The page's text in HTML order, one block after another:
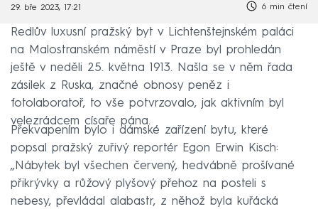
29. bře 2023, 17:21 6 min čtení
Redlův luxusní pražský byt v Lichtenštejnském paláci
na Malostranském náměstí v Praze byl prohledán
ještě v neděli 25. května 1913. Našla se v něm řada
zásilek z Ruska, značné obnosy peněz i
fotolaboratoř, to vše potvrzovalo, jak aktivním byl
velezrádcem císaře pána.
Překvapením bylo i dámské zařízení bytu, které
popsal pražský zuřivý reportér Egon Erwin Kisch:
„Nábytek byl všechen červený, hedvábně prošívané
přikrývky a růžový plyšový přehoz na posteli s
nebesy, převládal alabastr, z něhož byla kuřácká